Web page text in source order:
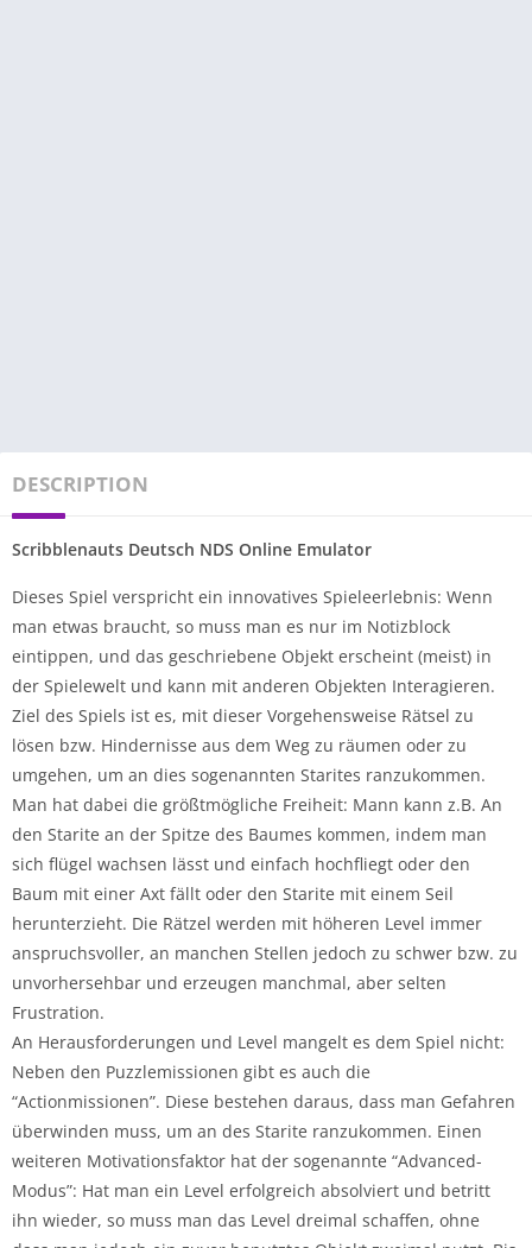
DESCRIPTION
Scribblenauts Deutsch NDS Online Emulator
Dieses Spiel verspricht ein innovatives Spieleerlebnis: Wenn
man etwas braucht, so muss man es nur im Notizblock
eintippen, und das geschriebene Objekt erscheint (meist) in
der Spielewelt und kann mit anderen Objekten Interagieren.
Ziel des Spiels ist es, mit dieser Vorgehensweise Rätsel zu
lösen bzw. Hindernisse aus dem Weg zu räumen oder zu
umgehen, um an dies sogenannten Starites ranzukommen.
Man hat dabei die größtmögliche Freiheit: Mann kann z.B. An
den Starite an der Spitze des Baumes kommen, indem man
sich flügel wachsen lässt und einfach hochfliegt oder den
Baum mit einer Axt fällt oder den Starite mit einem Seil
herunterzieht. Die Rätzel werden mit höheren Level immer
anspruchsvoller, an manchen Stellen jedoch zu schwer bzw. zu
unvorhersehbar und erzeugen manchmal, aber selten
Frustration.
An Herausforderungen und Level mangelt es dem Spiel nicht:
Neben den Puzzlemissionen gibt es auch die
“Actionmissionen”. Diese bestehen daraus, dass man Gefahren
überwinden muss, um an des Starite ranzukommen. Einen
weiteren Motivationsfaktor hat der sogenannte “Advanced-
Modus”: Hat man ein Level erfolgreich absolviert und betritt
ihn wieder, so muss man das Level dreimal schaffen, ohne